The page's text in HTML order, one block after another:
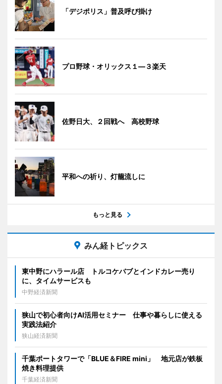
「デジポリス」普及呼び掛け
プロ野球・オリックス１―３楽天
佐野日大、２回戦へ 高校野球
平和への祈り、灯籠流しに
もっと見る
みん経トピックス
東中野にハラール店 トルコケバブとインドカレー売り
に、タイムサービスも
中野経済新聞
狭山で初心者向けAI活用セミナー 仕事や暮らしに使える
実践法紹介
狭山経済新聞
千葉ポートタワーで「BLUE＆FIRE mini」 地元店が鉄板
焼き料理提供
千葉経済新聞